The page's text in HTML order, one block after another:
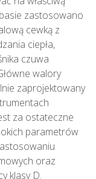
zastosowano
cewką z
ciepła,
czuwa
walory
zaprojektowany
za ostateczne
parametrów
oraz
klasy D.